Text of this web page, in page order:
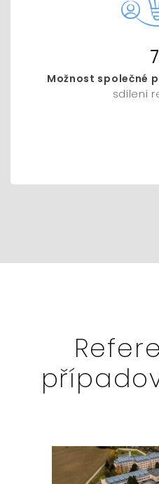
Možnost společné
sdílení